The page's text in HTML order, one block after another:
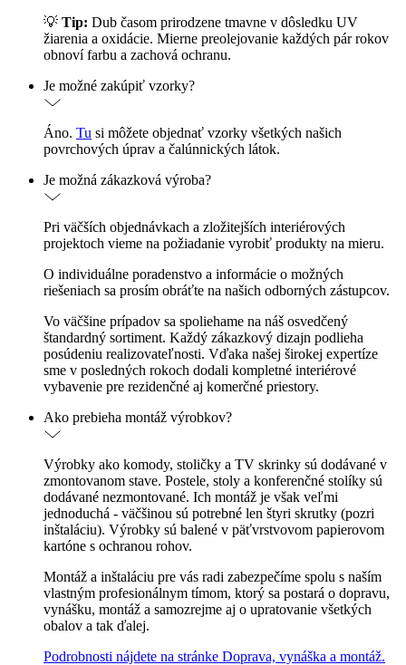
💡 Tip: Dub časom prirodzene tmavne v dôsledku UV
žiarenia a oxidácie. Mierne preolejovanie každých pár rokov
obnoví farbu a zachová ochranu.
Je možné zakúpiť vzorky?
Áno. Tu si môžete objednať vzorky všetkých našich
povrchových úprav a čalúnnických látok.
Je možná zákazková výroba?
Pri väčších objednávkach a zložitejších interiérových
projektoch vieme na požiadanie vyrobiť produkty na mieru.
O individuálne poradenstvo a informácie o možných
riešeniach sa prosím obráťte na našich odborných zástupcov.
Vo väčšine prípadov sa spoliehame na náš osvedčený
štandardný sortiment. Každý zákazkový dizajn podlieha
posúdeniu realizovateľnosti. Vďaka našej širokej expertíze
sme v posledných rokoch dodali kompletné interiérové
vybavenie pre rezidenčné aj komerčné priestory.
Ako prebieha montáž výrobkov?
Výrobky ako komody, stoličky a TV skrinky sú dodávané v
zmontovanom stave. Postele, stoly a konferenčné stolíky sú
dodávané nezmontované. Ich montáž je však veľmi
jednoduchá - väčšinou sú potrebné len štyri skrutky (pozri
inštaláciu). Výrobky sú balené v päťvrstvovom papierovom
kartóne s ochranou rohov.
Montáž a inštaláciu pre vás radi zabezpečíme spolu s naším
vlastným profesionálnym tímom, ktorý sa postará o dopravu,
vynášku, montáž a samozrejme aj o upratovanie všetkých
obalov a tak ďalej.
Podrobnosti nájdete na stránke Doprava, vynáška a montáž.